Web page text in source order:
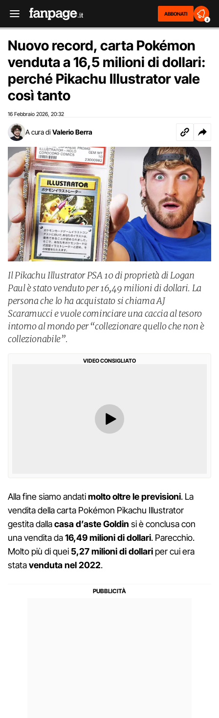
ABBONATI
2
Nuovo record, carta Pokémon
venduta a 16,5 milioni di dollari:
perché Pikachu Illustrator vale
così tanto
16 Febbraio 2026 20:32
A cura di Valerio Berra
Il Pikachu Illustrator PSA 10 di proprietà di Logan
Paul è stato venduto per 16,49 milioni di dollari. La
persona che lo ha acquistato si chiama AJ
Scaramucci e vuole cominciare una caccia al tesoro
intorno al mondo per “collezionare quello che non è
collezionabile”.
VIDEO CONSIGLIATO
Alla fine siamo andatimolto oltre le previsioni. La
vendita della carta Pokémon Pikachu Illustrator
gestita dallacasa d’aste Goldin si è conclusa con
una vendita da16,49 milioni di dollari. Parecchio.
Molto più di quei 5,27 milioni di dollari per cui era
statavenduta nel 2022.